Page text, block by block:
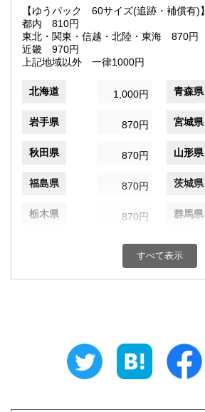
【ゆうパック 60サイズ(追跡・補償有)】
都内 810円
東北・関東・信越・北陸・東海 870円
近畿 970円
上記地域以外 一律1000円
北海道 1,000円 青森県
岩手県 870円 宮城県
秋田県 870円 山形県
福島県 870円 茨城県
栃木県 870円 群馬県
870円 千葉県
810円
870円 長野県
すべて表示